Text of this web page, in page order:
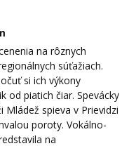
na rôznych
súťažiach.
si ich výkony
od piatich čiar. Spevácky
spieva v Prievidzi
poroty. Vokálno-
na